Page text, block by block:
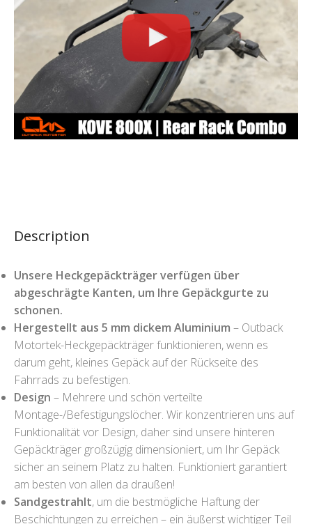
Description
Unsere Heckgepäckträger verfügen über
abgeschrägte Kanten, um Ihre Gepäckgurte zu
schonen.
Hergestellt aus 5 mm dickem Aluminium – Outback
Motortek-Heckgepäckträger funktionieren, wenn es
darum geht, kleines Gepäck auf der Rückseite des
Fahrrads zu befestigen.
Design – Mehrere und schön verteilte
Montage-/Befestigungslöcher. Wir konzentrieren uns auf
Funktionalität vor Design, daher sind unsere hinteren
Gepäckträger großzügig dimensioniert, um Ihr Gepäck
sicher an seinem Platz zu halten. Funktioniert garantiert
am besten von allen da draußen!
Sandgestrahlt, um die bestmögliche Haftung der
Beschichtungen zu erreichen – ein äußerst wichtiger Teil